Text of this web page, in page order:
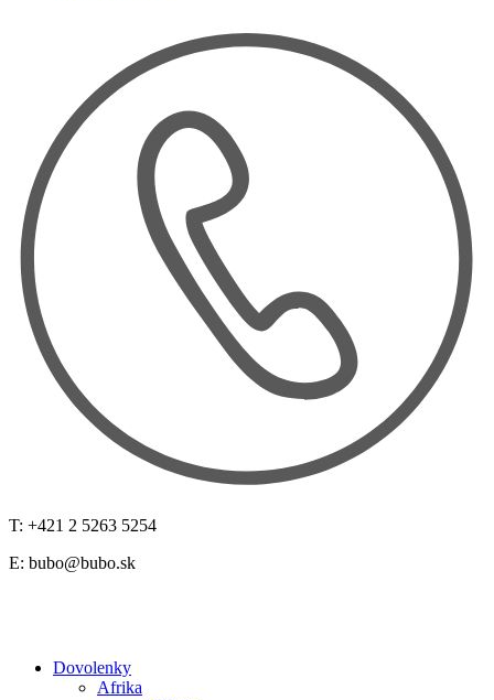
T: +421 2 5263 5254
E: bubo@bubo.sk
Dovolenky
Afrika